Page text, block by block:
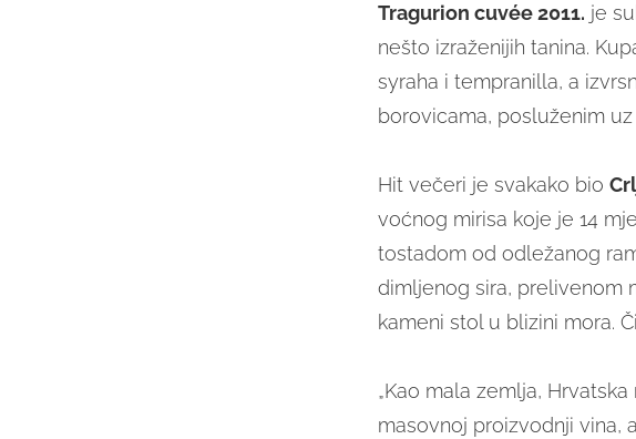
Tragurion cuvée 2011. je
nešto izraženijih tanina.
syraha i tempranilla, a
borovicama, posluženim
Hit večeri je svakako bio
voćnog mirisa koje je 14
tostadom od odležanog
dimljenog sira, prelivenom
kameni stol u blizini mora.
„Kao mala zemlja,
masovnoj proizvodnji vina,